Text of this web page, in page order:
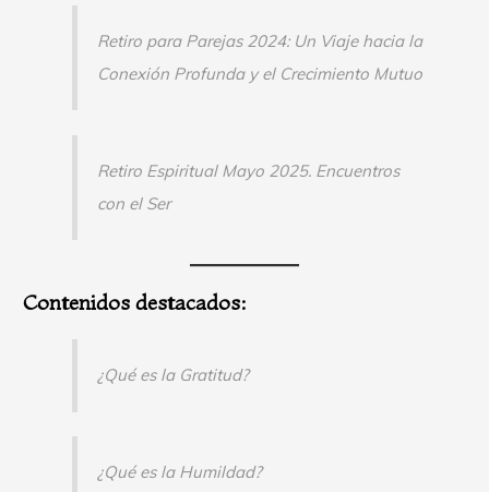
Retiro para Parejas 2024: Un Viaje hacia la
Conexión Profunda y el Crecimiento Mutuo
Retiro Espiritual Mayo 2025. Encuentros
con el Ser
Contenidos destacados:
¿Qué es la Gratitud?
¿Qué es la Humildad?